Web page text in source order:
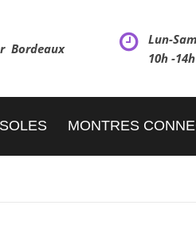
Bordeaux
Lun-
10h -14h
MONTRES